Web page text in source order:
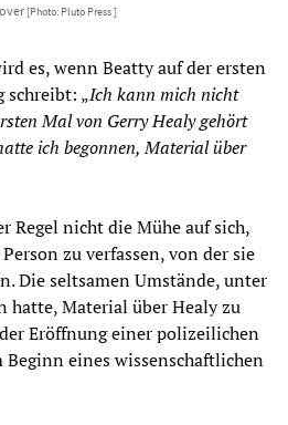
[Photo: Pluto Press ]
es, wenn Beatty auf der ersten
schreibt: „Ich kann mich nicht
Mal von Gerry Healy gehört
ich begonnen, Material über
Regel nicht die Mühe auf sich,
zu verfassen, von der sie
Die seltsamen Umstände, unter
hatte, Material über Healy zu
Eröffnung einer polizeilichen
eines wissenschaftlichen